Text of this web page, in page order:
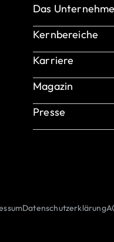
Das
Über uns
Referenzen &
INTENSE
Kernbereiche
Produkte & Services
Use Cases
Karriere
INTENSE als
Unsere Benefits
Magazin
Presse
Datenschutzerklärung